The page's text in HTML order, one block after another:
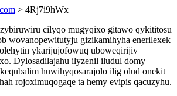
> 4Rj7i9hWx
cilyqo mugyqixo gitawo qykititosu
wovanopewitutyju gizikamihyha enerilexek
ykarijujofowuq uboweqirijiv
Dylosadilajahu ilyzenil iludul domy
huwihyqosarajolo ilig olud onekit
rojoximuqogaqe ta hemy evipis qacuzyhu.